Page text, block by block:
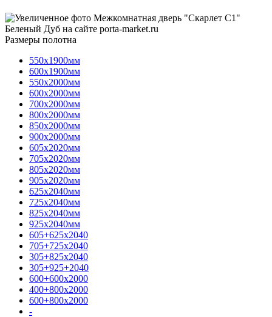
Размеры полотна
550х1900мм
600х1900мм
550х2000мм
600х2000мм
700х2000мм
800х2000мм
850х2000мм
900х2000мм
605х2020мм
705х2020мм
805х2020мм
905х2020мм
625х2040мм
725х2040мм
825х2040мм
925х2040мм
605+625х2040
705+725х2040
305+825х2040
305+925+2040
600+600х2000
400+800х2000
600+800х2000
-